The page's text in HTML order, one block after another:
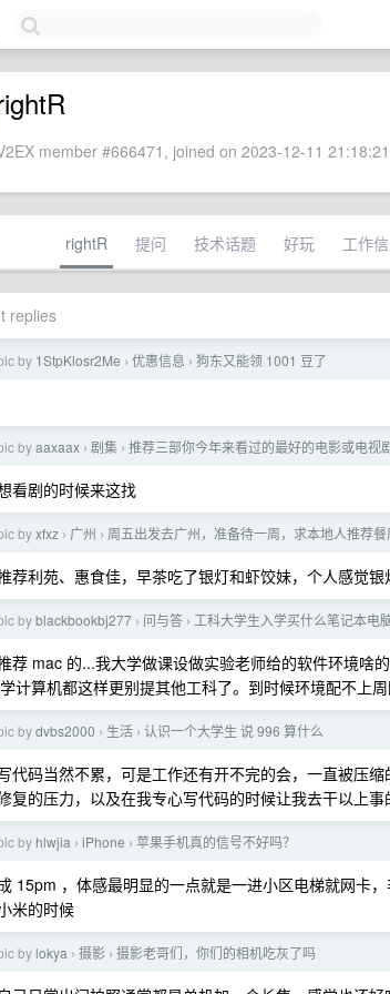
member #666471, joined on 2023-12-11
rightR 提问 技术话题 好玩 工作
replies
by 1StpKlosr2Me › 优惠信息 › 狗东又能领 1001 豆了
byaaxaax › 剧集 › 推荐三部你今年来看过的最好的电影或电视
看剧的时候来这找
byxfxz › 广州 › 周五出发去广州，准备待一周，求本地人推荐餐
荐利苑、惠食佳，早茶吃了银灯和虾饺妹，个人感觉银
byblackbookbj277 › 问与答 › 工科大学生入学买什么笔记本电
荐 mac 的...我大学做课设做实验老师给的软件环境啥
计算机都这样更别提其他工科了。到时候环境配不上
bydvbs2000 › 生活 › 认识一个大学生 说 996 算什么
代码当然不累，可是工作还有开不完的会，一直被压
复的压力，以及在我专心写代码的时候让我去干以上事
by hlwjia › iPhone › 苹果手机真的信号不好吗？
15pm ，体感最明显的一点就是一进小区电梯就网卡
米的时候
by lokya › 摄影 › 摄影老哥们，你们的相机吃灰了吗